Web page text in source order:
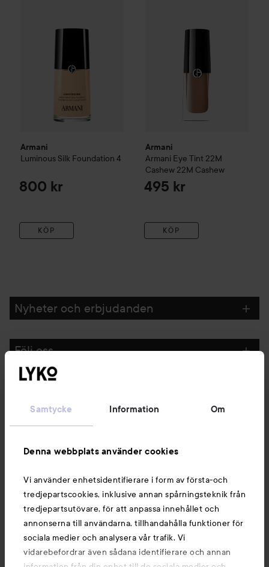
Samtycke Information Om
Denna webbplats använder cookies
Vi använder enhetsidentifierare i form av första-och
tredjepartscookies, inklusive annan spårningsteknik från
tredjepartsutövare, för att anpassa innehållet och
annonserna till användarna, tillhandahålla funktioner för
sociala medier och analysera vår trafik. Vi
vidarebefordrar även sådana identifierare och annan
Armani
Luminous Silk Foundation 4
800 kr
KÖP
Armani
Armani Eye Tint 22M
Cashew 22M Cashew
495 kr
KÖP
Nyheter och erbjudanden
Följ oss
Du kanske också gillar